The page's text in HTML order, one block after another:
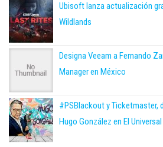
Ubisoft lanza actualización
Wildlands
Designa Veeam a Fernando
Manager en México
#PSBlackout y Ticketmaster,
Hugo González en El Universal